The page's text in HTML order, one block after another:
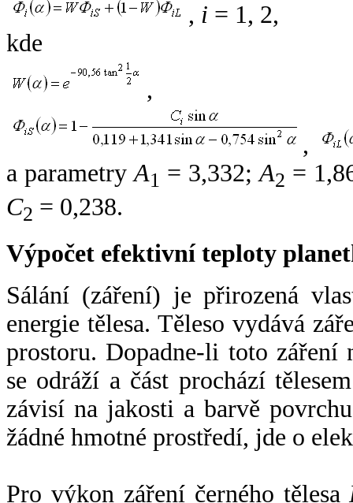
, i = 1, 2,
kde
,
,
a parametryA1 = 3,332;A2 =
C2 = 0,238.
Výpočet efektivní teploty
Sálání (záření) je přirozená
energie tělesa. Těleso vydává
prostoru. Dopadne-li toto záření
se odráží a část prochází
závisí na jakosti a barvě
žádné hmotné prostředí, jde o
Pro výkon záření černého tělesa